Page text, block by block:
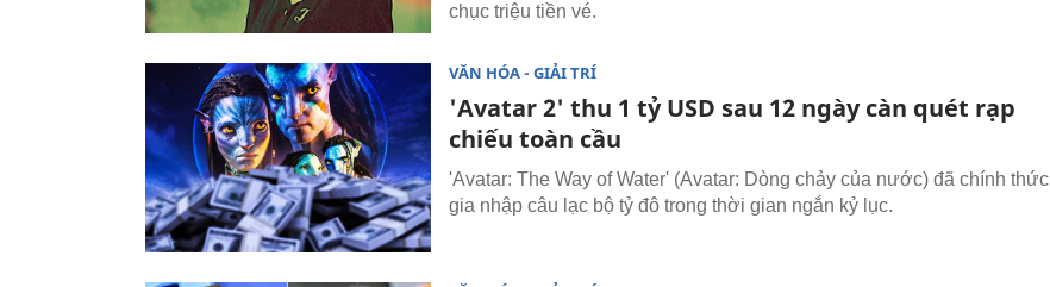
chục triệu tiền vé.
VĂN HÓA - GIẢI TRÍ
'Avatar 2' thu 1 tỷ USD sau 12 ngày càn quét rạp
chiếu toàn cầu
'Avatar: The Way of Water' (Avatar: Dòng chảy của nước) đã chính thức
gia nhập câu lạc bộ tỷ đô trong thời gian ngắn kỷ lục.